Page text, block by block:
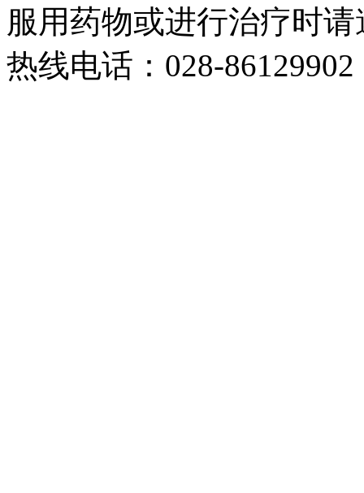
服用药物或进行治疗时
热线电话：028-86129902